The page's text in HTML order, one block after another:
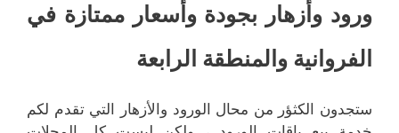
ورود وأزهار بجودة وأسعار ممتازة في
الفروانية والمنطقة الرابعة
ستجدون الكثؤر من محال الورود والأزهار التي تقدم لكم